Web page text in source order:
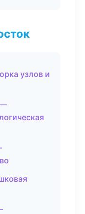
узлов и
—